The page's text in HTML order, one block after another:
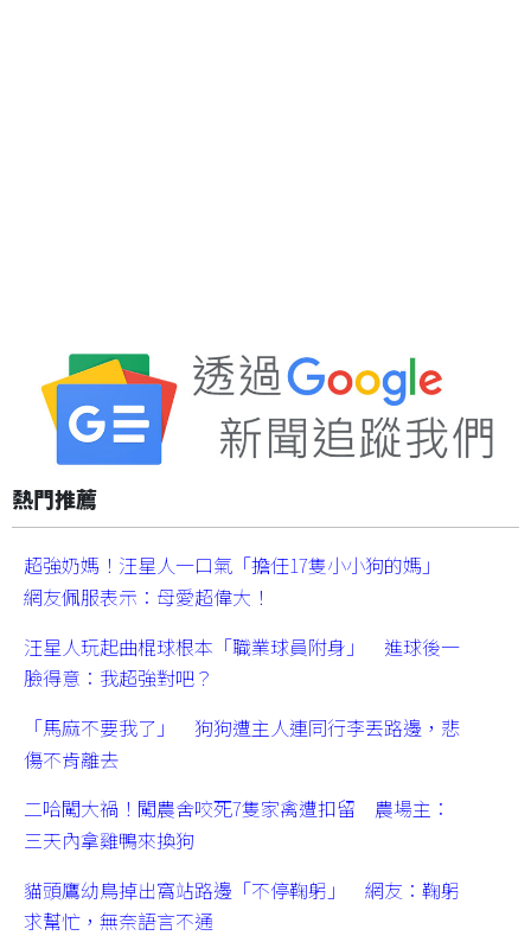
熱門推薦
超強奶媽！汪星人一口氣「擔任17隻小小狗的媽」
網友佩服表示：母愛超偉大！
汪星人玩起曲棍球根本「職業球員附身」 進球後一
臉得意：我超強對吧？
「馬麻不要我了」 狗狗遭主人連同行李丟路邊，悲
傷不肯離去
二哈闖大禍！闖農舍咬死7隻家禽遭扣留 農場主：
三天內拿雞鴨來換狗
貓頭鷹幼鳥掉出窩站路邊「不停鞠躬」 網友：鞠躬
求幫忙，無奈語言不通